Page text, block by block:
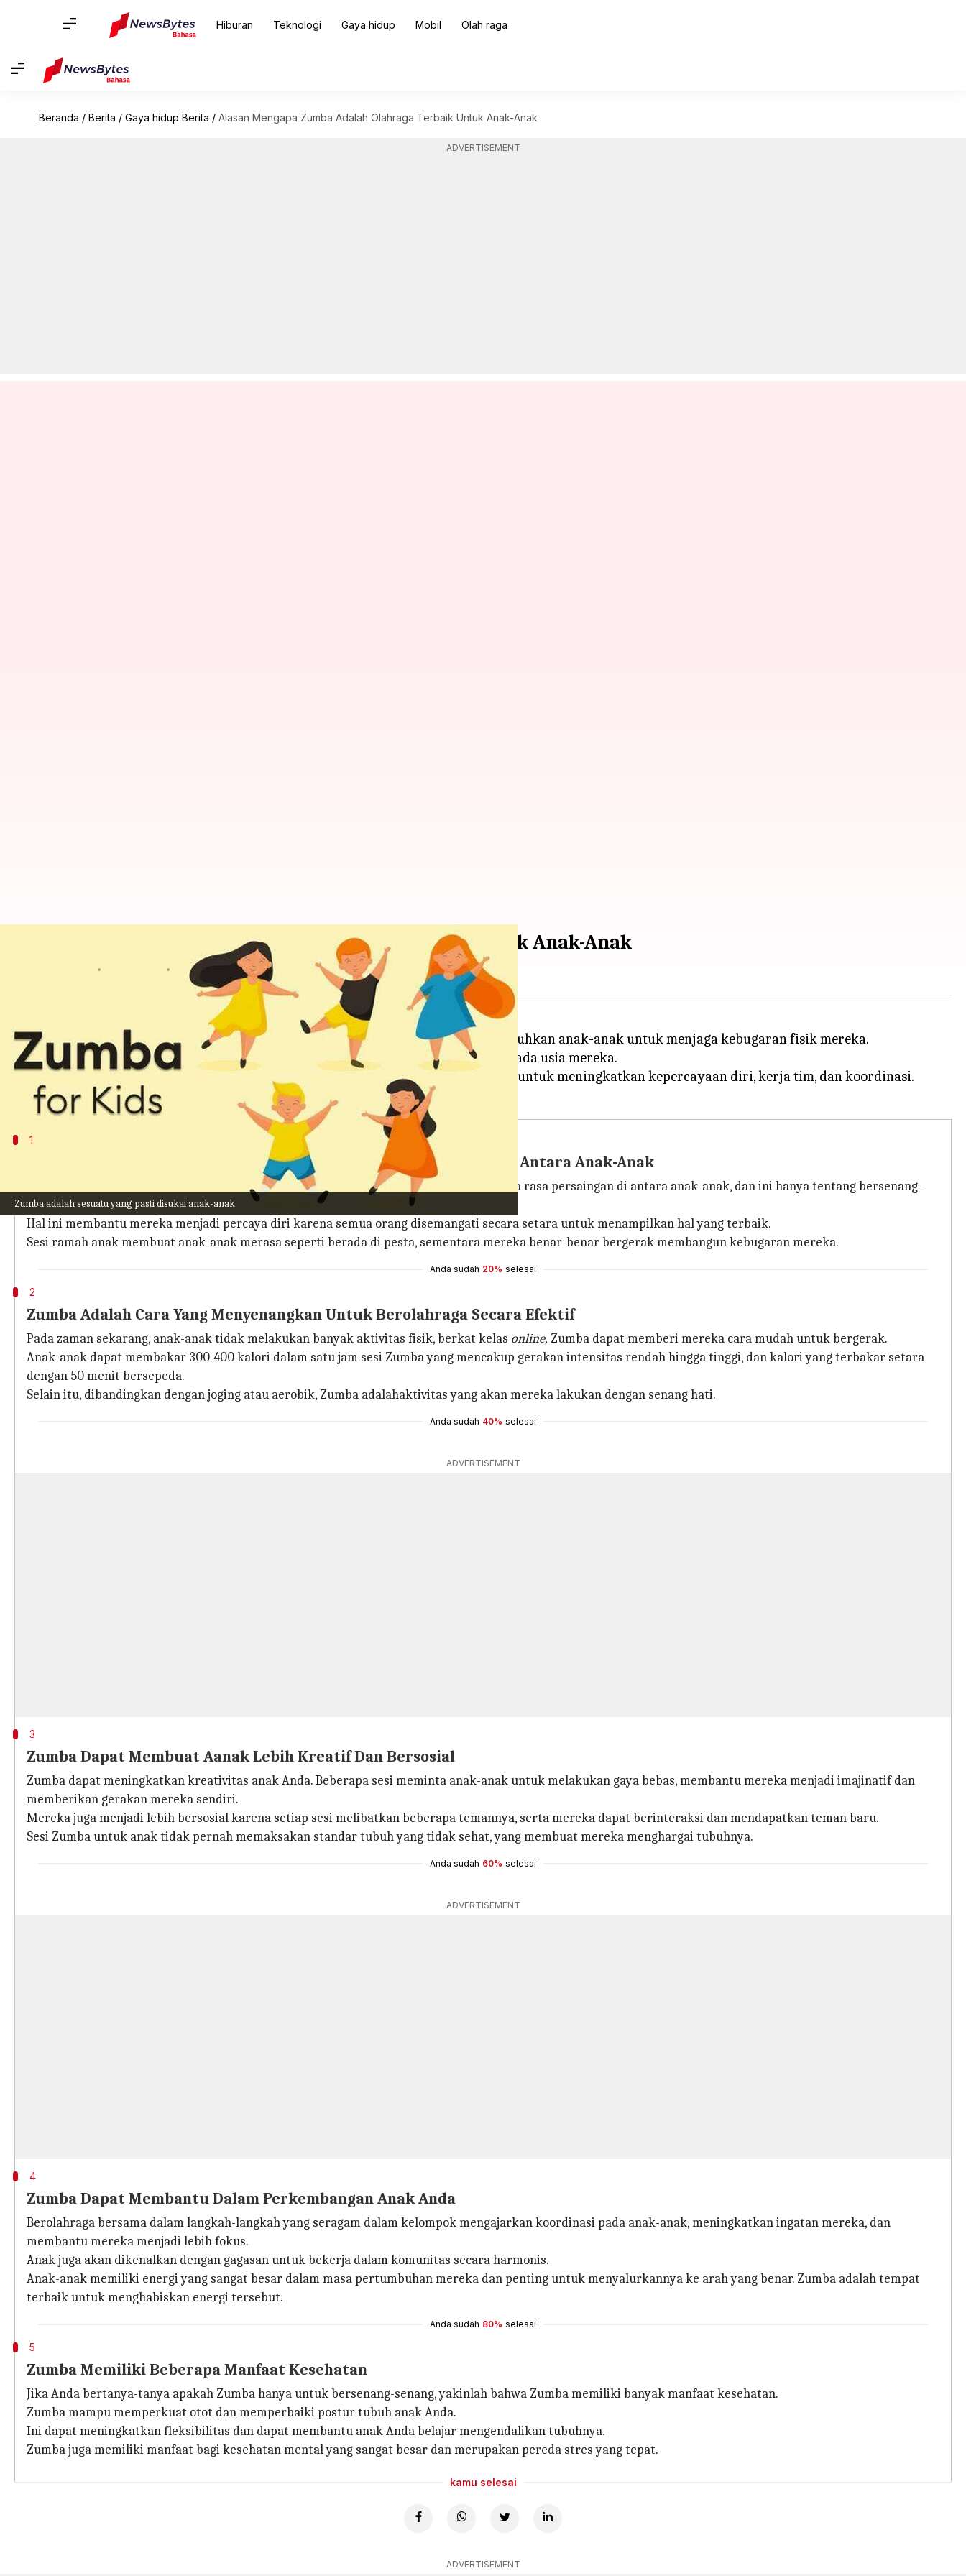
Hiburan Teknologi Gaya hidup Mobil Olah raga
Beranda / Berita / Gaya hidup Berita / Alasan Mengapa Zumba Adalah Olahraga Terbaik Untuk Anak-Anak
ADVERTISEMENT
Zumba adalah sesuatu yang pasti disukai anak-anak
Alasan Mengapa Zumba Adalah Olahraga Terbaik Untuk Anak-Anak
01:36 pm
Zumba adalah tentang mengikuti musik yang bersemangat, yang disukai dan dibutuhkan anak-anak untuk menjaga kebugaran fisik mereka.
Rutinitas kebugaran untuk anak-anak dapat diubah dan disesuaikan tergantung pada usia mereka.
Beberapa sesi Zumba juga menawarkan permainan dan aktivitas untuk anak-anak untuk meningkatkan kepercayaan diri, kerja tim, dan koordinasi.
1
Zumba Tidak Memaksakan Adanya Persaingan Yang Tidak Sehat Di Antara Anak-Anak
Zumba tidak mengharuskan siapa pun untuk menjadi penari yang terbaik. Jadi tidak ada rasa persaingan di antara anak-anak, dan ini hanya tentang bersenang-
senang.
Hal ini membantu mereka menjadi percaya diri karena semua orang disemangati secara setara untuk menampilkan hal yang terbaik.
Sesi ramah anak membuat anak-anak merasa seperti berada di pesta, sementara mereka benar-benar bergerak membangun kebugaran mereka.
Anda sudah 20% selesai
2
Zumba Adalah Cara Yang Menyenangkan Untuk Berolahraga Secara Efektif
Pada zaman sekarang, anak-anak tidak melakukan banyak aktivitas fisik, berkat kelas online, Zumba dapat memberi mereka cara mudah untuk bergerak.
Anak-anak dapat membakar 300-400 kalori dalam satu jam sesi Zumba yang mencakup gerakan intensitas rendah hingga tinggi, dan kalori yang terbakar setara
dengan 50 menit bersepeda.
Selain itu, dibandingkan dengan joging atau aerobik, Zumba adalahaktivitas yang akan mereka lakukan dengan senang hati.
Anda sudah 40% selesai
ADVERTISEMENT
3
Zumba Dapat Membuat Aanak Lebih Kreatif Dan Bersosial
Zumba dapat meningkatkan kreativitas anak Anda. Beberapa sesi meminta anak-anak untuk melakukan gaya bebas, membantu mereka menjadi imajinatif dan
memberikan gerakan mereka sendiri.
Mereka juga menjadi lebih bersosial karena setiap sesi melibatkan beberapa temannya, serta mereka dapat berinteraksi dan mendapatkan teman baru.
Sesi Zumba untuk anak tidak pernah memaksakan standar tubuh yang tidak sehat, yang membuat mereka menghargai tubuhnya.
Anda sudah 60% selesai
ADVERTISEMENT
4
Zumba Dapat Membantu Dalam Perkembangan Anak Anda
Berolahraga bersama dalam langkah-langkah yang seragam dalam kelompok mengajarkan koordinasi pada anak-anak, meningkatkan ingatan mereka, dan
membantu mereka menjadi lebih fokus.
Anak juga akan dikenalkan dengan gagasan untuk bekerja dalam komunitas secara harmonis.
Anak-anak memiliki energi yang sangat besar dalam masa pertumbuhan mereka dan penting untuk menyalurkannya ke arah yang benar. Zumba adalah tempat
terbaik untuk menghabiskan energi tersebut.
Anda sudah 80% selesai
5
Zumba Memiliki Beberapa Manfaat Kesehatan
Jika Anda bertanya-tanya apakah Zumba hanya untuk bersenang-senang, yakinlah bahwa Zumba memiliki banyak manfaat kesehatan.
Zumba mampu memperkuat otot dan memperbaiki postur tubuh anak Anda.
Ini dapat meningkatkan fleksibilitas dan dapat membantu anak Anda belajar mengendalikan tubuhnya.
Zumba juga memiliki manfaat bagi kesehatan mental yang sangat besar dan merupakan pereda stres yang tepat.
kamu selesai
ADVERTISEMENT